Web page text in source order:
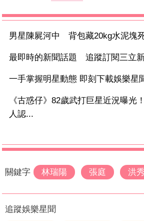
男星陳屍河中 背包藏20kg水泥塊
最即時的新聞話題 追蹤訂閱三立
一手掌握明星動態 即刻下載娛樂星
《古惑仔》82歲武打巨星近況曝
人認...
關鍵字 林瑞陽 張庭 洪
追蹤娛樂星聞